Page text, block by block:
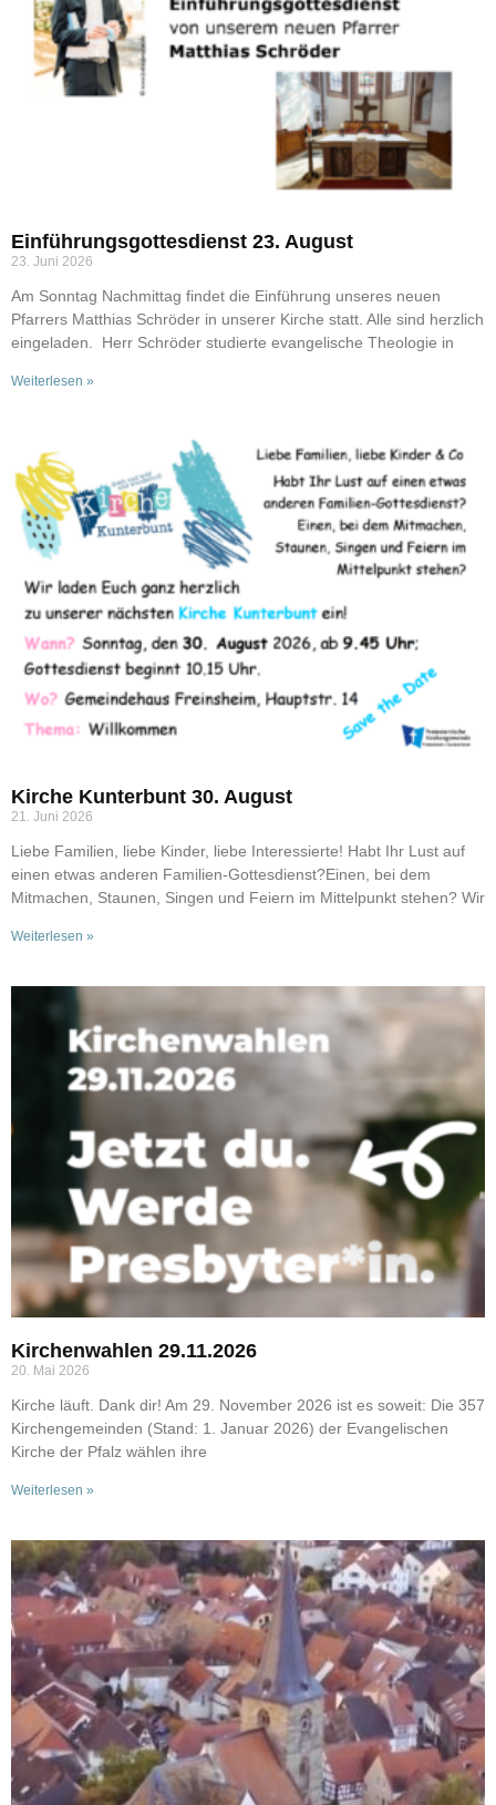
Einführungsgottesdienst 23. August
23. Juni 2026
Am Sonntag Nachmittag findet die Einführung unseres neuen
Pfarrers Matthias Schröder in unserer Kirche statt. Alle sind herzlich
eingeladen. Herr Schröder studierte evangelische Theologie in
Weiterlesen »
Kirche Kunterbunt 30. August
21. Juni 2026
Liebe Familien, liebe Kinder, liebe Interessierte! Habt Ihr Lust auf
einen etwas anderen Familien-Gottesdienst?Einen, bei dem
Mitmachen, Staunen, Singen und Feiern im Mittelpunkt stehen? Wir
Weiterlesen »
Kirchenwahlen 29.11.2026
20. Mai 2026
Kirche läuft. Dank dir! Am 29. November 2026 ist es soweit: Die 357
Kirchengemeinden (Stand: 1. Januar 2026) der Evangelischen
Kirche der Pfalz wählen ihre
Weiterlesen »